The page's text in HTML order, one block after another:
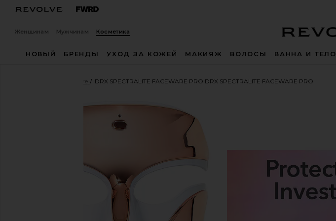
Женщинам Мужчинам Косметика
НОВЫЙ БРЕНДЫ УХОД ЗА КОЖЕЙ МАКИЯЖ ВОЛОСЫ ВАННА И ТЕЛО
Dr. Dennis Gross Skincare DRX SPECTRALITE FACEWARE PRO DRX SPECTRALITE FACEWARE PRO
избранноеDr. Dennis Gross Skincare DRx SpectraLite FaceWare Pro